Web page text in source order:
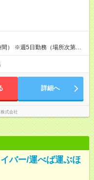
関係 1日150個配達×25日勤務
） ※週5日勤務（場所次第で
て時間外での勤務可能性有り ※
が完了次第、帰社OKです
詳細へ
式会社
バー/運べば運ぶほ